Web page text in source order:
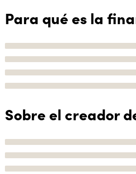
Para qué es la
Sobre el creador